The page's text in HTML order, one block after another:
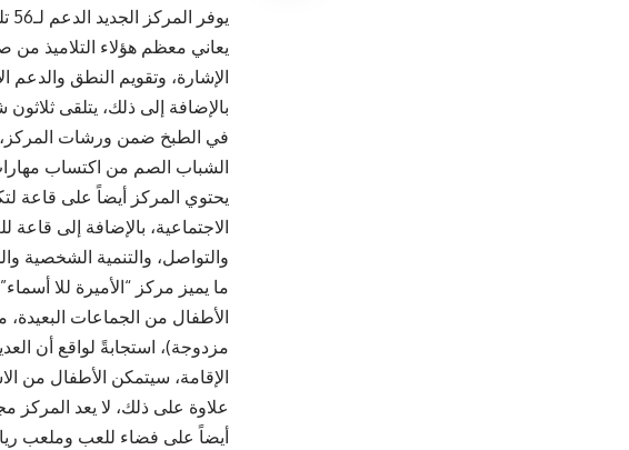
يعاني معظم هؤلاء التلاميذ من
الإشارة، وتقويم النطق والدعم
بالإضافة إلى ذلك، يتلقى
في الطبخ ضمن ورشات المركز،
الشباب الصم من اكتساب
يحتوي المركز أيضاً على قاعة
الاجتماعية، بالإضافة إلى
والتواصل، والتنمية الشخصية
ما يميز مركز “الأميرة للا
مزدوجة)، استجابةً لواقع أن
الإقامة، سيتمكن الأطفال من
علاوة على ذلك، لا يعد المركز
أيضاً على فضاء للعب وملعب